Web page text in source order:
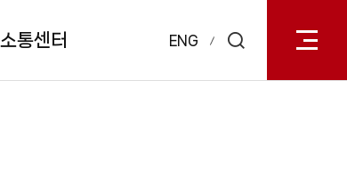
소통센터 ENG
열기